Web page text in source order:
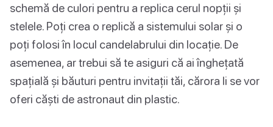
schemă de culori pentru a replica cerul nopții și
stelele. Poți crea o replică a sistemului solar și o
poți folosi în locul candelabrului din locație. De
asemenea, ar trebui să te asiguri că ai înghețată
spațială și băuturi pentru invitații tăi, cărora li se vor
oferi căști de astronaut din plastic.